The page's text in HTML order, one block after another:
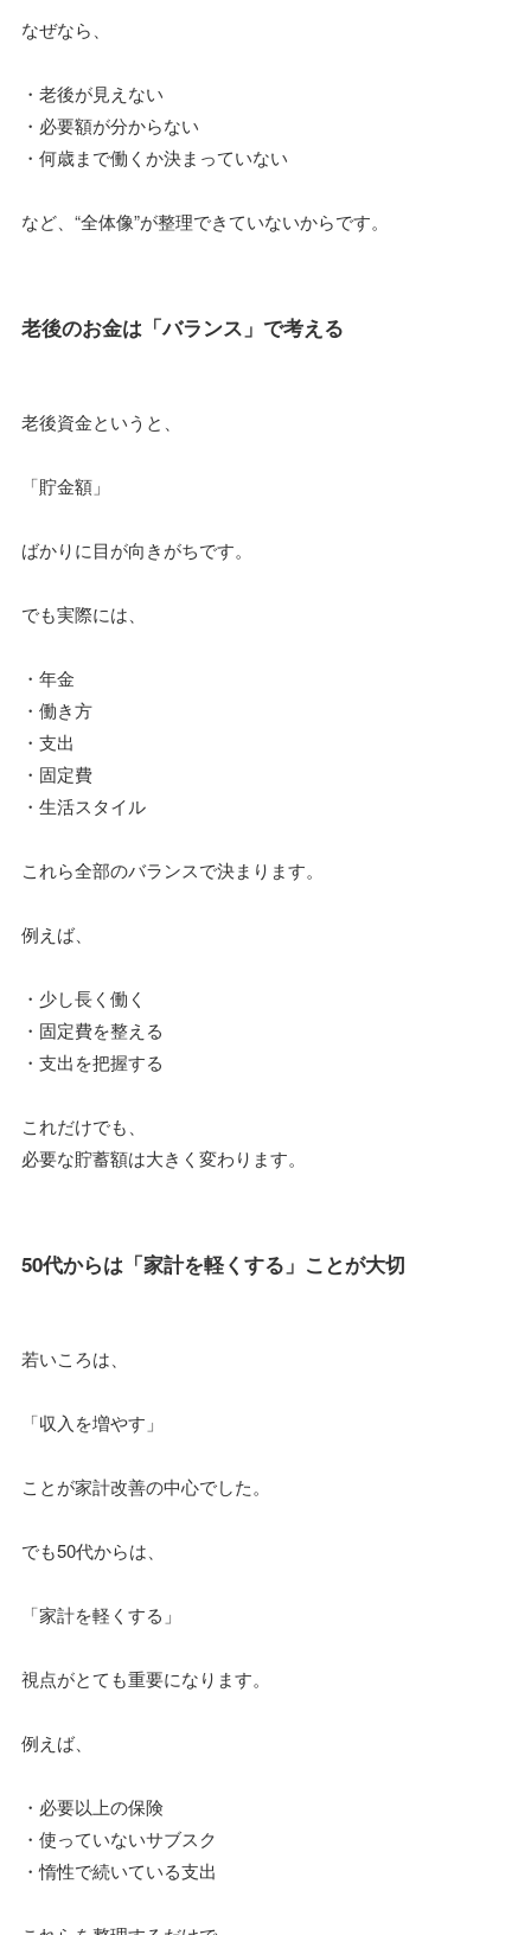
なぜなら、
・老後が見えない
・必要額が分からない
・何歳まで働くか決まっていない
など、“全体像”が整理できていないからです。
老後のお金は「バランス」で考える
老後資金というと、
「貯金額」
ばかりに目が向きがちです。
でも実際には、
・年金
・働き方
・支出
・固定費
・生活スタイル
これら全部のバランスで決まります。
例えば、
・少し長く働く
・固定費を整える
・支出を把握する
これだけでも、
必要な貯蓄額は大きく変わります。
50代からは「家計を軽くする」ことが大切
若いころは、
「収入を増やす」
ことが家計改善の中心でした。
でも50代からは、
「家計を軽くする」
視点がとても重要になります。
例えば、
・必要以上の保険
・使っていないサブスク
・惰性で続いている支出